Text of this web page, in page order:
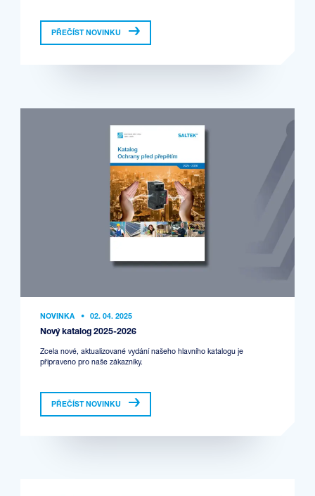
PŘEČÍST NOVINKU
NOVINKA • 02. 04. 2025
Nový katalog 2025-2026
Zcela nové, aktualizované vydání našeho hlavního katalogu je
připraveno pro naše zákazníky.
PŘEČÍST NOVINKU